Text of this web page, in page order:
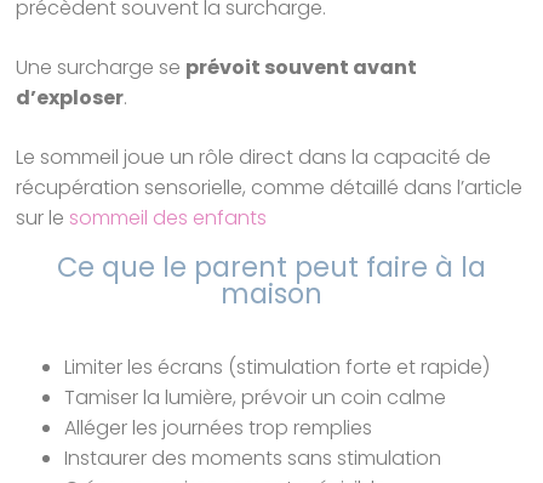
précèdent souvent la surcharge.
Une surcharge se prévoit souvent avant
d’exploser.
Le sommeil joue un rôle direct dans la capacité de
récupération sensorielle, comme détaillé dans l’article
sur le sommeil des enfants
Ce que le parent peut faire à la
maison
Limiter les écrans (stimulation forte et rapide)
Tamiser la lumière, prévoir un coin calme
Alléger les journées trop remplies
Instaurer des moments sans stimulation